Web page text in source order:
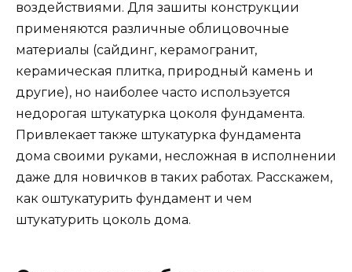
воздействиями. Для зашиты конструкции
применяются различные облицовочные
материалы (сайдинг, керамогранит,
керамическая плитка, природный камень и
другие), но наиболее часто используется
недорогая штукатурка цоколя фундамента.
Привлекает также штукатурка фундамента
дома своими руками, несложная в исполнении
даже для новичков в таких работах. Расскажем,
как оштукатурить фундамент и чем
штукатурить цоколь дома.